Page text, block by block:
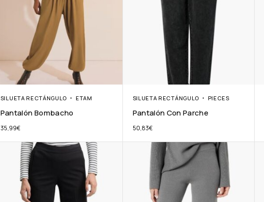
SILUETA RECTÁNGULO ETAM
Pantalón Bombacho
35,99€
SILUETA RECTÁNGULO PIECES
Pantalón Con Parche
50,83€